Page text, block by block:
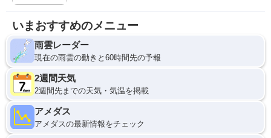
いまおすすめのメニュー
雨雲レーダー
現在の雨雲の動きと60時間先の予報
2週間天気
2週間先までの天気・気温を掲載
アメダス
アメダスの最新情報をチェック